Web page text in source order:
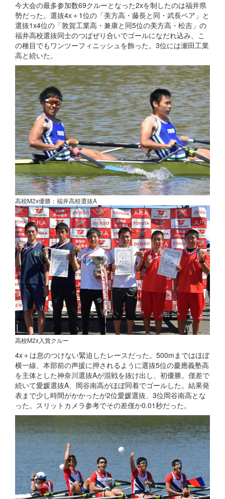
今大会の最多参加数69クルーとなった2xを制したのは福井県
勢だった。選抜4x＋1位の「美方高・藤長と同・武長ペア」と
選抜1x4位の「敦賀工業高・兼康と同5位の美方高・松吉」の
福井高校選抜同士のつばぜり合いでゴールになだれ込み、こ
の種目でもワンツーフィニッシュを飾った。3位には瀬田工業
高と続いた。
高校M2x優勝：福井高校選抜A
高校M2x入賞クルー
4x＋は息のつけない緊迫したレースだった。500mまではほぼ
横一線、本部前の声援に押されるように選抜5位の慶應義塾高
を主体とした神奈川選抜Aが混戦を抜け出し、初優勝。僅差で
続いて愛媛選抜A、岡谷南高がほぼ同着でゴールした。結果発
表まで少し時間がかかったが2位愛媛選抜、3位岡谷南高とな
った。スリットカメラ参考でその差僅か0.01秒だった。